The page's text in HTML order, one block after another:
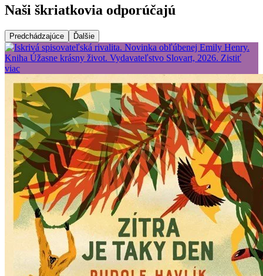
Naši škriatkovia odporúčajú
Predchádzajúce Ďalšie